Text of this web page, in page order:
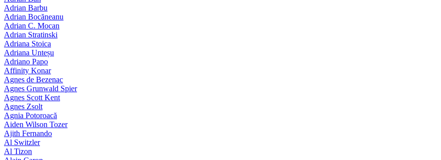
Adrian Barbu
Adrian Bocăneanu
Adrian C. Mocan
Adrian Stratinski
Adriana Stoica
Adriana Unteșu
Adriano Papo
Affinity Konar
Agnes de Bezenac
Agnes Grunwald Spier
Agnes Scott Kent
Agnes Zsolt
Agnia Potoroacă
Aiden Wilson Tozer
Ajith Fernando
Al Switzler
Al Tizon